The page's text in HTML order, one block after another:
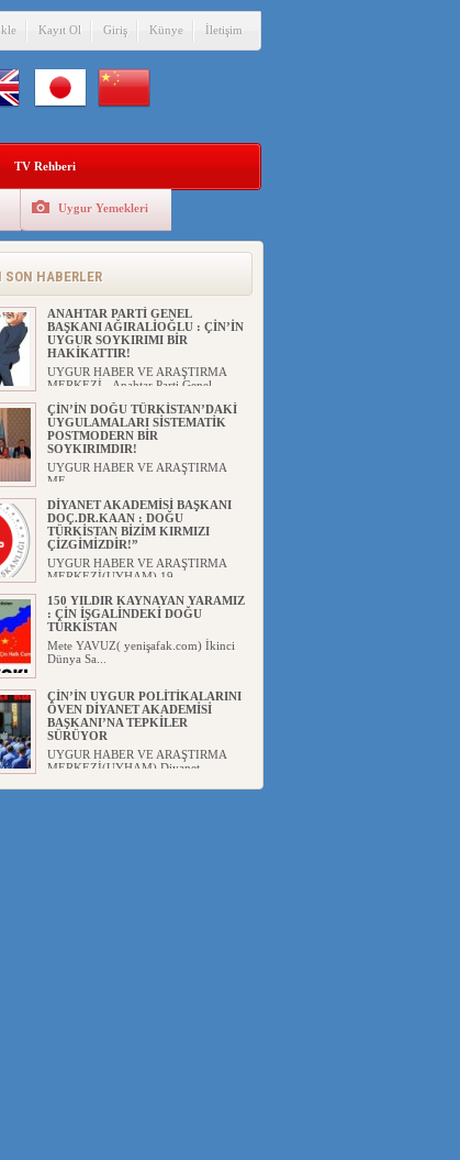
Kayıt Ol Giriş Künye İletişim
TV Rehberi
Uygur Yemekleri
SON HABERLER
ANAHTAR PARTİ GENEL
BAŞKANI AĞIRALİOĞLU : ÇİN’İN
UYGUR SOYKIRIMI BİR
HAKİKATTIR!
UYGUR HABER VE ARAŞTIRMA
MERKEZİ Anahtar Parti Genel
ÇİN’İN DOĞU TÜRKİSTAN’DAKİ
UYGULAMALARI SİSTEMATİK
POSTMODERN BİR
SOYKIRIMDIR!
UYGUR HABER VE ARAŞTIRMA
ME...
DİYANET AKADEMİSİ BAŞKANI
DOÇ.DR.KAAN : DOĞU
TÜRKİSTAN BİZİM KIRMIZI
ÇİZGİMİZDİR!”
UYGUR HABER VE ARAŞTIRMA
MERKEZİ(UYHAM) 19...
150 YILDIR KAYNAYAN YARAMIZ
: ÇİN İŞGALİNDEKİ DOĞU
TÜRKİSTAN
Mete YAVUZ( yenişafak.com) İkinci
Dünya Sa...
ÇİN’İN UYGUR POLİTİKALARINI
ÖVEN DİYANET AKADEMİSİ
BAŞKANI’NA TEPKİLER
SÜRÜYOR
UYGUR HABER VE ARAŞTIRMA
MERKEZİ(UYHAM) Diyanet
MHP’DEN URUMÇİ KATLİAMI